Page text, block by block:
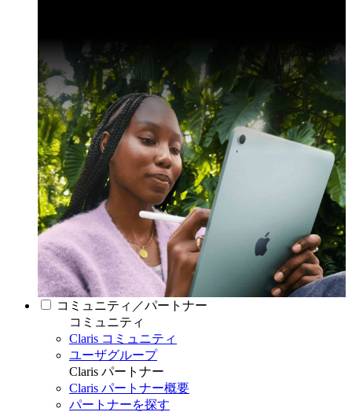
コミュニティ／パートナー
コミュニティ
Claris コミュニティ
ユーザグループ
Claris パートナー
Claris パートナー概要
パートナーを探す